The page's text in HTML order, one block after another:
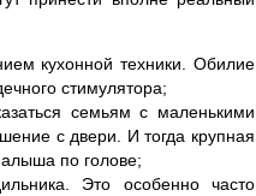
кухонной техники. Обилие
стимулятора;
семьям с маленькими
с двери. И тогда крупная
по голове;
Это особенно часто